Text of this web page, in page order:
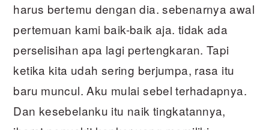
harus bertemu dengan dia. sebenarnya awal
pertemuan kami baik-baik aja. tidak ada
perselisihan apa lagi pertengkaran. Tapi
ketika kita udah sering berjumpa, rasa itu
baru muncul. Aku mulai sebel terhadapnya.
Dan kesebelanku itu naik tingkatannya,